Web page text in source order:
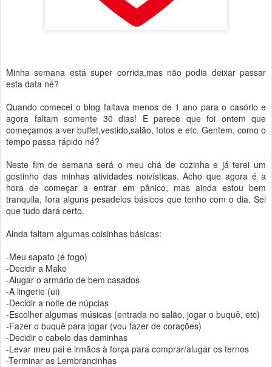
Minha semana está super corrida,mas não podia deixar passar
esta data né?
Quando comecei o blog faltava menos de 1 ano para o casório e
agora faltam somente 30 dias! E parece que foi ontem que
começamos a ver buffet,vestido,salão, fotos e etc. Gentem, como o
tempo passa rápido né?
Neste fim de semana será o meu chá de cozinha e já terei um
gostinho das minhas atividades noivísticas. Acho que agora é a
hora de começar a entrar em pânico, mas ainda estou bem
tranquila, fora alguns pesadelos básicos que tenho com o dia. Sei
que tudo dará certo.
Ainda faltam algumas coisinhas básicas:
-Meu sapato (é fogo)
-Decidir a Make
-Alugar o armário de bem casados
-A lingerie (ui)
-Decidir a noite de núpcias
-Escolher algumas músicas (entrada no salão, jogar o buquê, etc)
-Fazer o buquê para jogar (vou fazer de corações)
-Decidir o cabelo das daminhas
-Levar meu pai e irmãos à força para comprar/alugar os ternos
-Terminar as Lembrancinhas